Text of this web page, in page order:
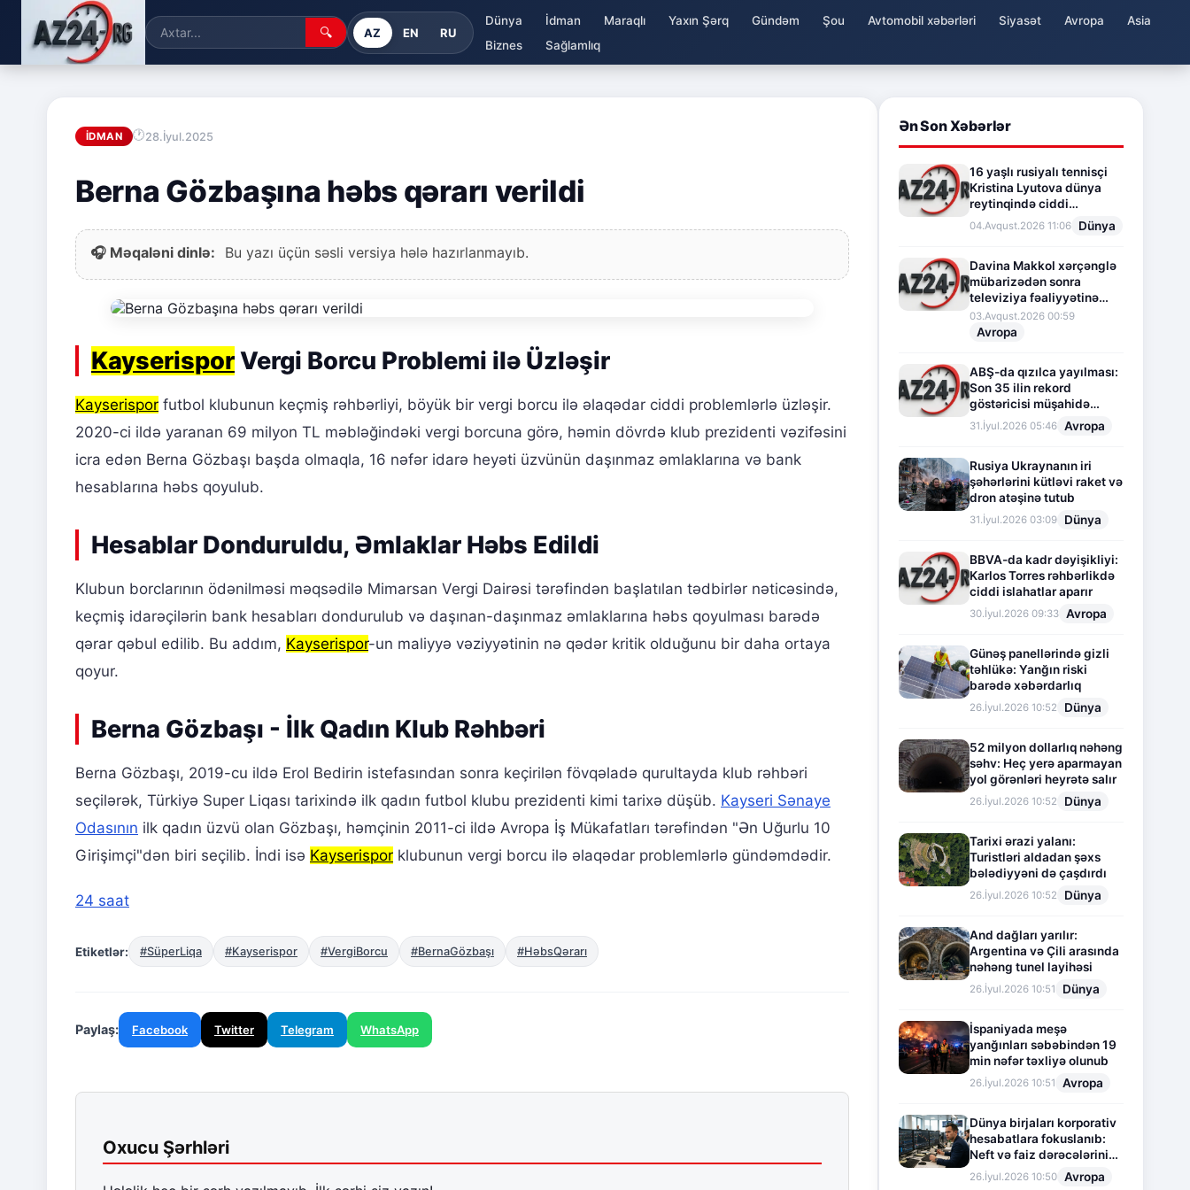
🔍 AZ EN RU
Dünya İdman Maraqlı Yaxın Şərq Gündəm Şou Avtomobil xəbərləri Siyasət Avropa
Asia
Biznes
Sağlamlıq
İDMAN 28.İyul.2025
Berna Gözbaşına həbs qərarı verildi
🎧 Məqaləni dinlə: Bu yazı üçün səsli versiya hələ hazırlanmayıb.
KayserisporVergi Borcu Problemi ilə Üzləşir
Kayserispor futbol klubunun keçmiş rəhbərliyi, böyük bir vergi borcu ilə əlaqədar ciddi problemlərlə üzləşir.
2020-ci ildə yaranan 69 milyon TL məbləğindəki vergi borcuna görə, həmin dövrdə klub prezidenti vəzifəsini
icra edən Berna Gözbaşı başda olmaqla, 16 nəfər idarə heyəti üzvünün daşınmaz əmlaklarına və bank
hesablarına həbs qoyulub.
Hesablar Donduruldu, Əmlaklar Həbs Edildi
Klubun borclarının ödənilməsi məqsədilə Mimarsan Vergi Dairəsi tərəfindən başlatılan tədbirlər nəticəsində,
keçmiş idarəçilərin bank hesabları dondurulub və daşınan-daşınmaz əmlaklarına həbs qoyulması barədə
qərar qəbul edilib. Bu addım, Kayserispor-un maliyyə vəziyyətinin nə qədər kritik olduğunu bir daha ortaya
qoyur.
Berna Gözbaşı - İlk Qadın Klub Rəhbəri
Berna Gözbaşı, 2019-cu ildə Erol Bedirin istefasından sonra keçirilən fövqəladə qurultayda klub rəhbəri
seçilərək, Türkiyə Super Liqası tarixində ilk qadın futbol klubu prezidenti kimi tarixə düşüb. Kayseri Sənaye
Odasının ilk qadın üzvü olan Gözbaşı, həmçinin 2011-ci ildə Avropa İş Mükafatları tərəfindən "Ən Uğurlu 10
Girişimçi"dən biri seçilib. İndi isə Kayserispor klubunun vergi borcu ilə əlaqədar problemlərlə gündəmdədir.
24 saat
Etiketlər: #SüperLiqa #Kayserispor #VergiBorcu #BernaGözbaşı #HəbsQərarı
Paylaş: Facebook Twitter Telegram WhatsApp
Oxucu Şərhləri
Ən Son Xəbərlər
16 yaşlı rusiyalı tennisçi
Kristina Lyutova dünya
reytinqində ciddi
irəliləyişə imza atdı
04.Avqust.2026 11:06 Dünya
Davina Makkol xərçənglə
mübarizədən sonra
televiziya fəaliyyətinə
fasilə verir
03.Avqust.2026 00:59
Avropa
ABŞ-da qızılca yayılması:
Son 35 ilin rekord
göstəricisi müşahidə
olunur
31.İyul.2026 05:46 Avropa
Rusiya Ukraynanın iri
şəhərlərini kütləvi raket və
dron atəşinə tutub
31.İyul.2026 03:09 Dünya
BBVA-da kadr dəyişikliyi:
Karlos Torres rəhbərlikdə
ciddi islahatlar aparır
30.İyul.2026 09:33 Avropa
Günəş panellərində gizli
təhlükə: Yanğın riski
barədə xəbərdarlıq
26.İyul.2026 10:52 Dünya
52 milyon dollarlıq nəhəng
səhv: Heç yerə aparmayan
yol görənləri heyrətə salır
26.İyul.2026 10:52 Dünya
Tarixi ərazi yalanı:
Turistləri aldadan şəxs
bələdiyyəni də çaşdırdı
26.İyul.2026 10:52 Dünya
And dağları yarılır:
Argentina və Çili arasında
nəhəng tunel layihəsi
26.İyul.2026 10:51 Dünya
İspaniyada meşə
yanğınları səbəbindən 19
min nəfər təxliyə olunub
26.İyul.2026 10:51 Avropa
Dünya birjaları korporativ
hesabatlara fokuslanıb:
Neft və faiz dərəcələrinin
təsiri altında cari vəziyyət
26.İyul.2026 10:50 Avropa